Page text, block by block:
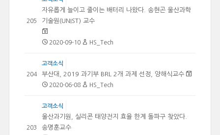
205
자유롭게 늘이고 줄이는 배터리 나왔다. 송현곤 울산과학
기술원(UNIST) 교수
2020-09-10 HS_Tech
204
고객소식
부산대, 2019 과기부 BRL 2개 과제 선정, 양해식교수
2020-06-08 HS_Tech
203
고객소식
울산과기원, 실리콘 태양전지 효율 한계 돌파구 찾았다.
송명훈교수